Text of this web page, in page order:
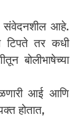
संवेदनशील आहे.
टिपते तर कधी
आई आणि
होतात,